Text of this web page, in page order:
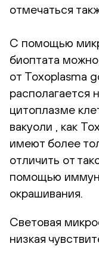
отмечаться
С помощью
биоптата
от Toxoplasma
располагается
цитоплазме
вакуоли , как
имеют более
отличить от
помощью
окрашивания.
Световая
низкая